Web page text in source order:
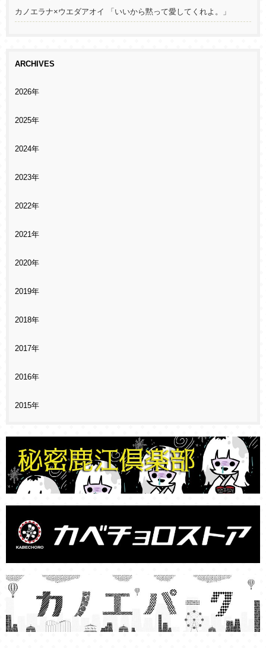
カノエラナ×ウエダアオイ 「いいから黙って愛してくれよ。」
ARCHIVES
2026年
2025年
2024年
2023年
2022年
2021年
2020年
2019年
2018年
2017年
2016年
2015年